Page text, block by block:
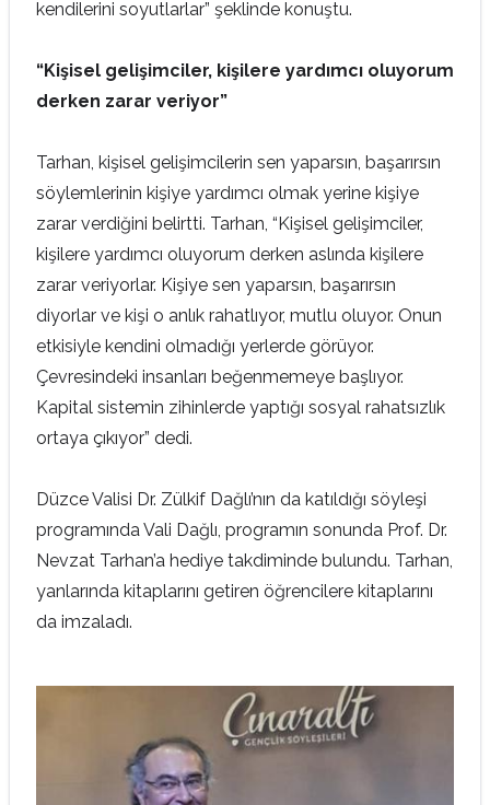
kendilerini soyutlarlar” şeklinde konuştu.
“Kişisel gelişimciler, kişilere yardımcı oluyorum
derken zarar veriyor”
Tarhan, kişisel gelişimcilerin sen yaparsın, başarırsın
söylemlerinin kişiye yardımcı olmak yerine kişiye
zarar verdiğini belirtti. Tarhan, “Kişisel gelişimciler,
kişilere yardımcı oluyorum derken aslında kişilere
zarar veriyorlar. Kişiye sen yaparsın, başarırsın
diyorlar ve kişi o anlık rahatlıyor, mutlu oluyor. Onun
etkisiyle kendini olmadığı yerlerde görüyor.
Çevresindeki insanları beğenmemeye başlıyor.
Kapital sistemin zihinlerde yaptığı sosyal rahatsızlık
ortaya çıkıyor” dedi.
Düzce Valisi Dr. Zülkif Dağlı’nın da katıldığı söyleşi
programında Vali Dağlı, programın sonunda Prof. Dr.
Nevzat Tarhan’a hediye takdiminde bulundu. Tarhan,
yanlarında kitaplarını getiren öğrencilere kitaplarını
da imzaladı.